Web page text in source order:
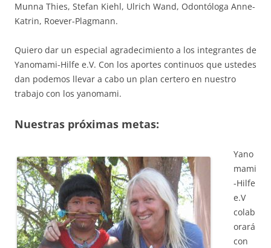
Munna Thies, Stefan Kiehl, Ulrich Wand, Odontóloga Anne-
Katrin, Roever-Plagmann.
Quiero dar un especial agradecimiento a los integrantes de
Yanomami-Hilfe e.V. Con los aportes continuos que ustedes
dan podemos llevar a cabo un plan certero en nuestro
trabajo con los yanomami.
Nuestras próximas metas:
Yano
mami
-Hilfe
e.V
colab
orará
con